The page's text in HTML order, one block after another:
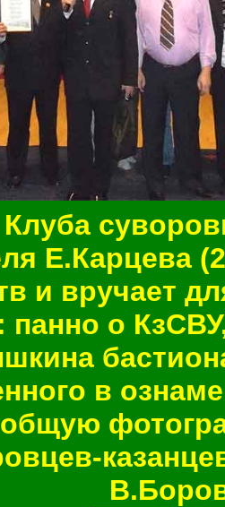
Е.Карцева
и вручает
о
в
общую